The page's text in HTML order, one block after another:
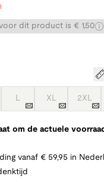
dit product is € 1,50
L XL 2XL
om de actuele
vanaf € 59,95 in